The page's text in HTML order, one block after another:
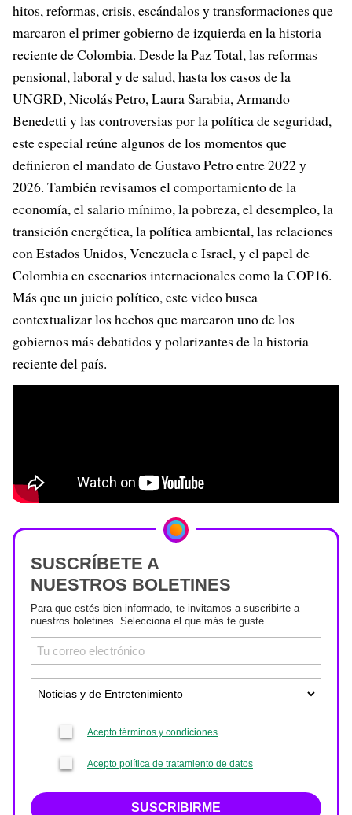
hitos, reformas, crisis, escándalos y transformaciones que
marcaron el primer gobierno de izquierda en la historia
reciente de Colombia. Desde la Paz Total, las reformas
pensional, laboral y de salud, hasta los casos de la
UNGRD, Nicolás Petro, Laura Sarabia, Armando
Benedetti y las controversias por la política de seguridad,
este especial reúne algunos de los momentos que
definieron el mandato de Gustavo Petro entre 2022 y
2026. También revisamos el comportamiento de la
economía, el salario mínimo, la pobreza, el desempleo, la
transición energética, la política ambiental, las relaciones
con Estados Unidos, Venezuela e Israel, y el papel de
Colombia en escenarios internacionales como la COP16.
Más que un juicio político, este video busca
contextualizar los hechos que marcaron uno de los
gobiernos más debatidos y polarizantes de la historia
reciente del país.
SUSCRÍBETE A
NUESTROS BOLETINES
Para que estés bien informado, te invitamos a suscribirte a
nuestros boletines. Selecciona el que más te guste.
Acepto términos y condiciones
Acepto política de tratamiento de datos
SUSCRIBIRME